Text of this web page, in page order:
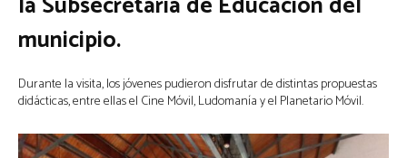
municipio.
Durante la visita, los jóvenes pudieron disfrutar de distintas propuestas
didácticas, entre ellas el Cine Móvil, Ludomanía y el Planetario Móvil.